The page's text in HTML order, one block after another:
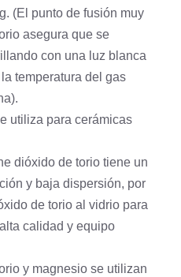
(El punto de fusión muy
asegura que se
con una luz blanca
temperatura del gas
utiliza para cerámicas
dióxido de torio tiene un
y baja dispersión, por
de torio al vidrio para
calidad y equipo
y magnesio se utilizan